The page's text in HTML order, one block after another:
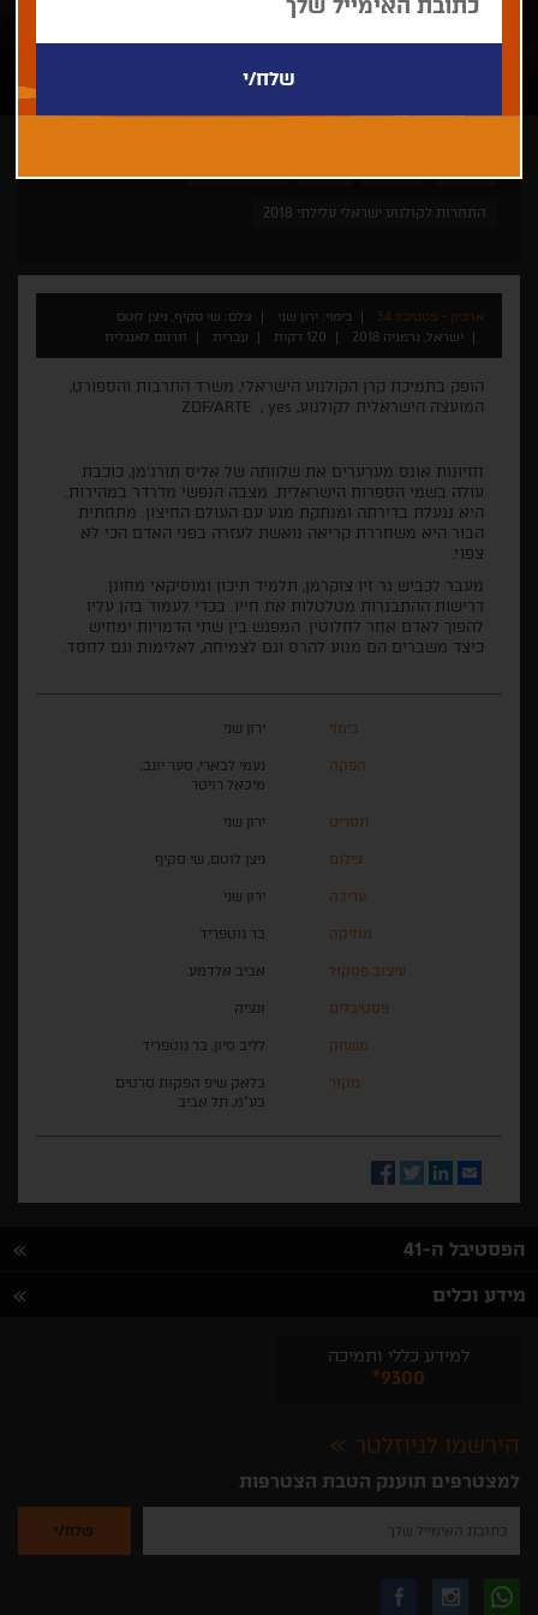
התחרות לקולנוע ישראלי עלילתי 2018
ארכיון - פסטיבל 34 בימוי: ירון שני
צלם: שי סקיף, ניצן לוטם
ישראל, גרמניה 2018
120 דקות עברית תרגום לאנגלית
הופק בתמיכת קרן הקולנוע הישראלי, משרד התרבות והספורט,
המועצה הישראלית לקולנוע, ZDF/ARTE , yes
חזיונות אונס מערערים את שלוותה של אליס תורג'מן, כוכבת
עולה בשמי הספרות הישראלית. מצבה הנפשי מדרדר במהירות.
היא ננעלת בדירתה ומנתקת מגע עם העולם החיצון. מתחתית
הבור היא משחררת קריאה נואשת לעזרה בפני האדם הכי לא
צפוי.
מעבר לכביש גר זיו צוקרמן, תלמיד תיכון ומוסיקאי מחונן.
דרישות ההתבגרות מטלטלות את חייו. בכדי לעמוד בהן עליו
להפוך לאדם אחר לחלוטין. המפגש בין שתי הדמויות ימחיש
כיצד משברים הם מנוע להרס וגם לצמיחה, לאלימות וגם לחסד.
בימוי ירון שני
הפקה
נעמי לבארי, סער יוגב,
מיכאל רויטר
תסריט ירון שני
צילום ניצן לוטם, שי סקיף
עריכה ירון שני
מוזיקה בר גוטפריד
עיצוב פסקול אביב אלדמע
פסטיבלים ונציה
משחק לליב סיון, בר גוטפריד
מקור
בלאק שיפ הפקות סרטים
בע"מ, תל אביב
Email
LinkedIn
Twitter
Facebook
הפסטיבל ה-41
מידע וכלים
למידע כללי ותמיכה
*9300
הירשמו לניוזלטר
למצטרפים תוענק הטבת הצטרפות
להזין
שלך
לקבלת עקבו